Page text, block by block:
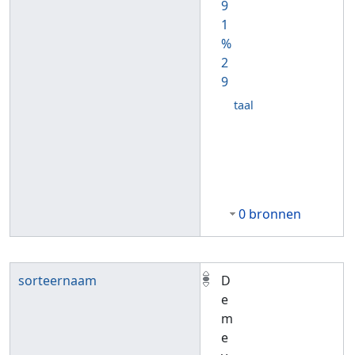
9
1
%
2
9
taal
0 bronnen
sorteernaam
D
e
m
e